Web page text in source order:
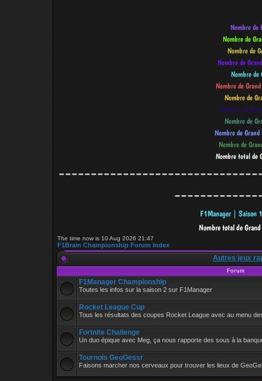
The time now is 10 Aug 2026 21:47
F1Brain Championship Forum Index
Autres jeux
Forum
F1Manager Championship
Toutes les infos sur la saison 2 sur F1Manager
Rocket League Cup
Tous les résultats des coupes Rocket League avec au menu
Fortnite Challenge
Un duo épique avec Meg, ça nous rapporte des sous à la
Tournois GeoGessr
Faisons marcher nos cerveaux pour trouver les lieux de